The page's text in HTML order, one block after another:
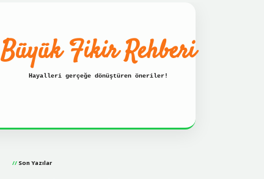
Büyük Fikir Rehberi
Hayalleri gerçeğe dönüştüren öneriler!
Son Yazılar